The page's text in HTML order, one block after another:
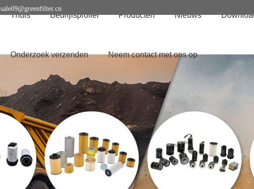
sale09@greenfilter.cn
Thuis Bedrijfsprofiel Producten Nieuws
Onderzoek verzenden Neem contact met ons op